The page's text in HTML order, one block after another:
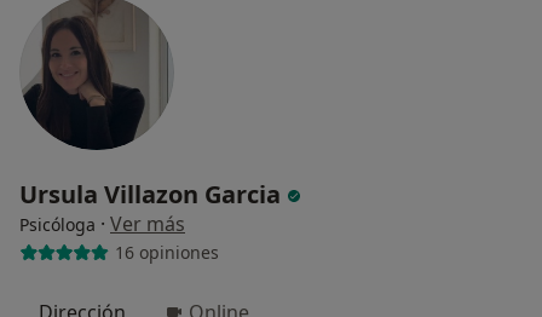
Ursula Villazon Garcia
Psicóloga · Ver más
16 opiniones
Dirección Online